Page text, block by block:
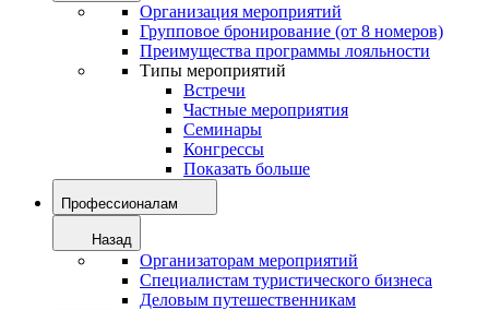
Организация мероприятий
Групповое бронирование (от 8 номеров)
Преимущества программы лояльности
Типы мероприятий
Встречи
Частные мероприятия
Семинары
Конгрессы
Показать больше
Профессионалам
Назад
Организаторам мероприятий
Специалистам туристического бизнеса
Деловым путешественникам